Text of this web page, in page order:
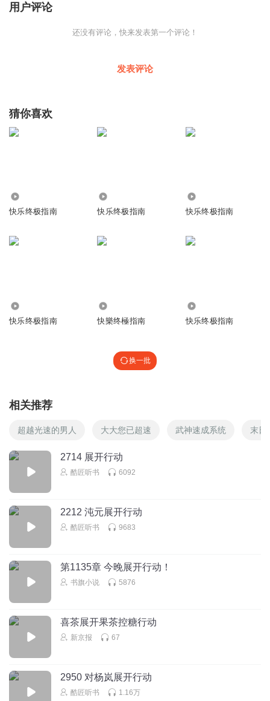
用户评论
还没有评论，快来发表第一个评论！
发表评论
猜你喜欢
快乐终极指南 快乐终极指南 快乐终极指南
快乐终极指南 快樂终極指南 快乐终极指南
换一批
相关推荐
超越光速的男人 大大您已超速 武神速成系统 末日
2714 展开行动
酷匠听书 6092
2212 沌元展开行动
酷匠听书 9683
第1135章 今晚展开行动！
书旗小说 5876
喜茶展开果茶控糖行动
新京报 67
2950 对杨岚展开行动
酷匠听书 1.16万